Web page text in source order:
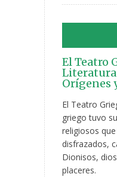
El Teatro
Orígenes
El Teatro
griego tuvo
religiosos
disfrazados,
Dionisos,
placeres.